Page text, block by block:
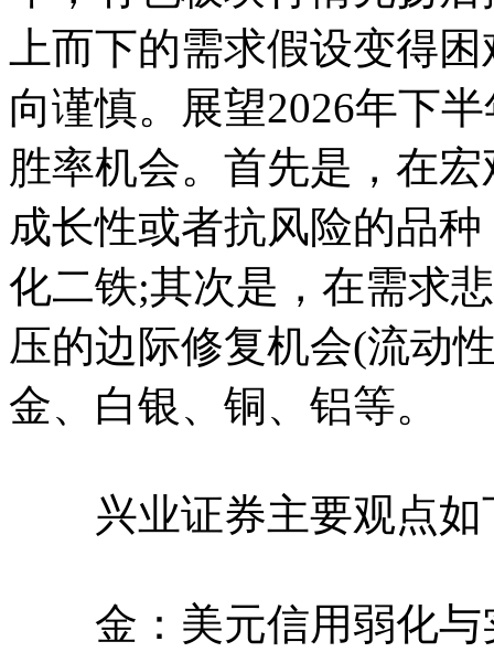
上而下的需求假设变得
向谨慎。展望2026年下
胜率机会。首先是，在
成长性或者抗风险的品
化二铁;其次是，在需求
压的边际修复机会(流动
金、白银、铜、铝等。
兴业证券主要观点如
金：美元信用弱化与